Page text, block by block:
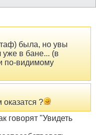
была, но увы
в бане... (в
по-видимому
?
говорят "Увидеть